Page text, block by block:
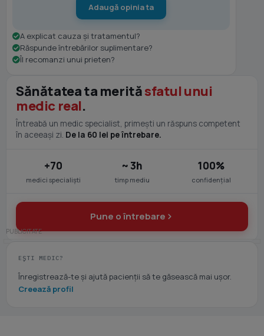
Adaugă opinia ta
A explicat cauza și tratamentul?
Răspunde întrebărilor suplimentare?
Îl recomanzi unui prieten?
Sănătatea ta merităsfatul unui
medic real.
Întreabă un medic specialist, primești un răspuns competent
în aceeași zi. De la 60 lei pe întrebare.
+70
medici specialiști
~ 3h
timp mediu
100%
confidențial
Pune o întrebare
EȘTI MEDIC?
Înregistrează-te și ajută pacienții să te găsească mai ușor.
Creează profil